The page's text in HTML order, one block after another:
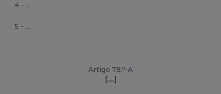
4 - ...
5 - ...
Artigo 78.º-A
[...]